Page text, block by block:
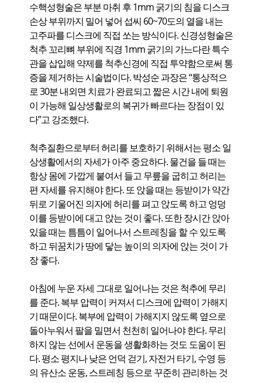
수핵성형술은 부분 마취 후 1mm 굵기의 침을 디스크
손상 부위까지 밀어 넣어 섭씨 60~70도의 열을 내는
고주파를 디스크에 직접 쏘는 방식이다. 신경성형술은
척추 꼬리뼈 부위에 직경 1mm 굵기의 가느다란 특수
관을 삽입해 약제를 척추신경에 직접 투약함으로써 통
증을 제거하는 시술법이다. 박성순 과장은 “통상적으
로 30분 내외면 치료가 완료되고 짧은 시간 내에 퇴원
이 가능해 일상생활로의 복귀가 빠르다는 장점이 있
다”고 강조했다.
척추질환으로부터 허리를 보호하기 위해서는 평소 일
상생활에서의 자세가 아주 중요하다. 물건을 들 때는
항상 몸에 가깝게 붙여서 들고 무릎을 굽히고 허리는
편 자세를 유지해야 한다. 또 앉을 때는 등받이가 약간
뒤로 기울어진 의자에 허리를 펴고 앉도록 하고 엉덩
이를 등받이에 대고 앉는 것이 좋다. 또한 장시간 앉아
있을 때는 틈틈이 일어나서 스트레칭을 할 수 있도록
하고 뒤꿈치가 땅에 닿는 높이의 의자에 앉는 것이 가
장 좋다.
아침에 누운 자세 그대로 일어나는 것은 척추에 무리
를 준다. 복부 압력이 커져서 디스크에 압력이 가해지
기 때문이다. 복부에 압력이 가해지지 않도록 옆으로
돌아누워서 팔을 밀면서 천천히 일어나야 한다. 무리
하지 않는 선에서 운동을 생활화하는 것도 도움이 된
다. 평소 평지나 낮은 언덕 걷기, 자전거 타기, 수영 등
의 유산소 운동, 스트레칭 등으로 꾸준히 관리하는 것